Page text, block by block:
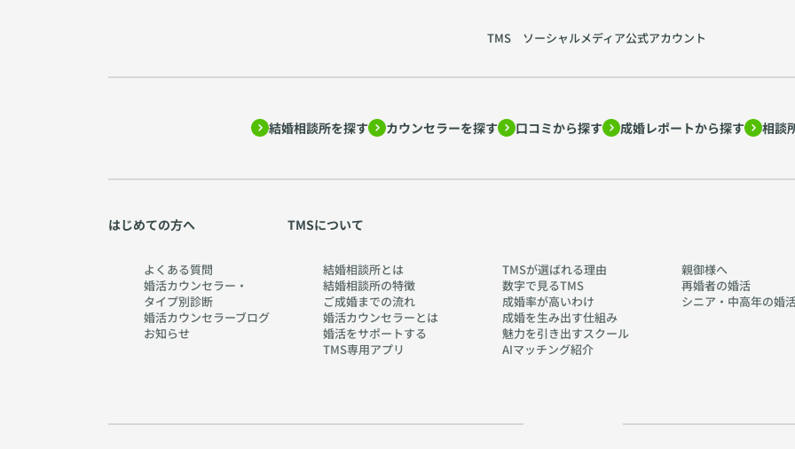
TMS ソーシャルメディア公式アカウント
結婚相談所を探す カウンセラーを探す 口コミから探す 成婚レポートから探す 相談
はじめての方へ
よくある質問
婚活カウンセラー・
タイプ別診断
婚活カウンセラーブログ
お知らせ
TMSについて
結婚相談所とは
結婚相談所の特徴
ご成婚までの流れ
婚活カウンセラーとは
婚活をサポートする
TMS専用アプリ
TMSが選ばれる理由
数字で見るTMS
成婚率が高いわけ
成婚を生み出す仕組み
魅力を引き出すスクール
AIマッチング紹介
親御様へ
再婚者の婚活
シニア・中高年の婚